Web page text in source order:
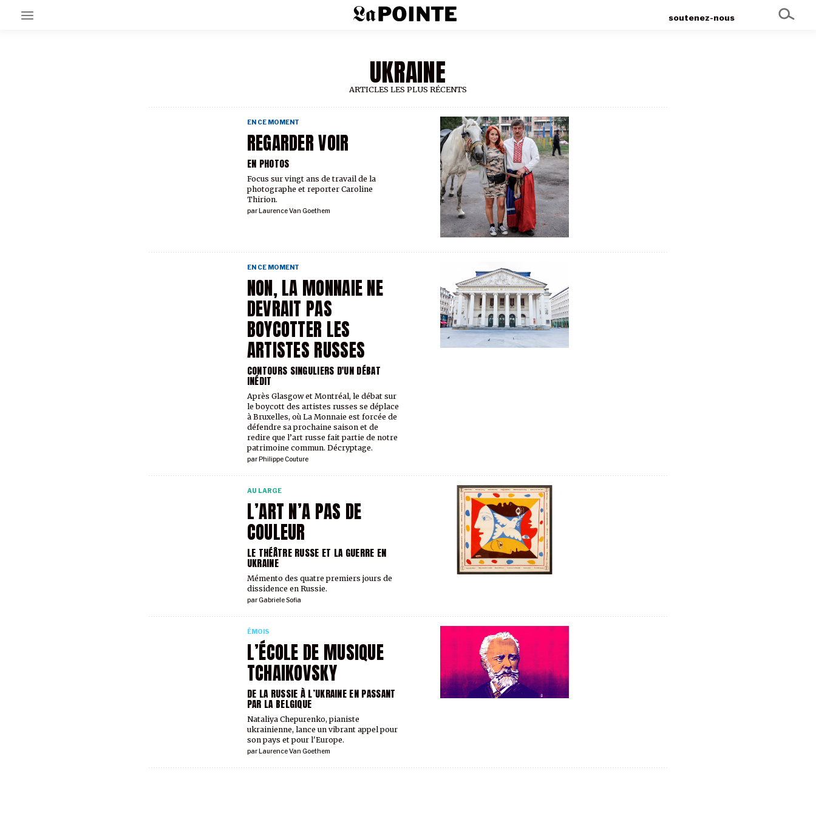
soutenez-nous
UKRAINE
ARTICLES LES PLUS RÉCENTS
REGARDER VOIR
EN PHOTOS
EN CE MOMENT
par Laurence Van Goethem
Focus sur vingt ans de travail de la
photographe et reporter Caroline
Thirion.
NON, LA MONNAIE NE
DEVRAIT PAS
BOYCOTTER LES
ARTISTES RUSSES
CONTOURS SINGULIERS D'UN DÉBAT
INÉDIT
EN CE MOMENT
par Philippe Couture
Après Glasgow et Montréal, le débat sur
le boycott des artistes russes se déplace
à Bruxelles, où La Monnaie est forcée de
défendre sa prochaine saison et de
redire que l’art russe fait partie de notre
patrimoine commun. Décryptage.
L’ART N’A PAS DE
COULEUR
LE THÉÂTRE RUSSE ET LA GUERRE EN
UKRAINE
AU LARGE
parGabriele Sofia
Mémento des quatre premiers jours de
dissidence en Russie.
L’ÉCOLE DE MUSIQUE
TCHAIKOVSKY
DE LA RUSSIE À L’UKRAINE EN PASSANT
PAR LA BELGIQUE
ÉMOIS
par Laurence Van Goethem
Nataliya Chepurenko, pianiste
ukrainienne, lance un vibrant appel pour
son pays et pour l'Europe.